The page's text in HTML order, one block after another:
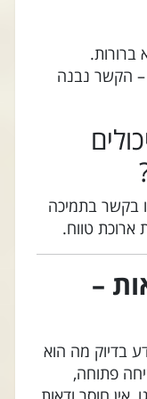
ברורות.
– הקשר נבנה
בקשר בתמיכה
ארוכת טווח.
–
בדיוק מה הוא
פתוחה,